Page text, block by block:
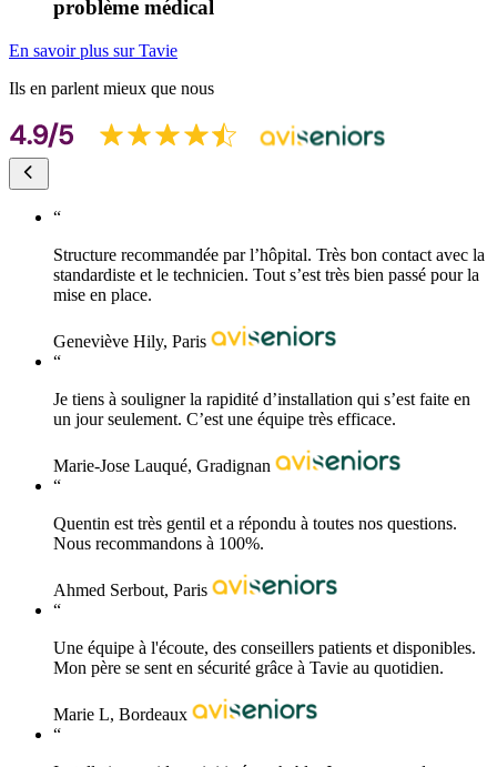
problème médical
En savoir plus sur Tavie
Ils en parlent mieux que nous
“
Structure recommandée par l’hôpital. Très bon contact avec la
standardiste et le technicien. Tout s’est très bien passé pour la
mise en place.
Geneviève Hily, Paris
“
Je tiens à souligner la rapidité d’installation qui s’est faite en
un jour seulement. C’est une équipe très efficace.
Marie-Jose Lauqué, Gradignan
“
Quentin est très gentil et a répondu à toutes nos questions.
Nous recommandons à 100%.
Ahmed Serbout, Paris
“
Une équipe à l'écoute, des conseillers patients et disponibles.
Mon père se sent en sécurité grâce à Tavie au quotidien.
Marie L, Bordeaux
“